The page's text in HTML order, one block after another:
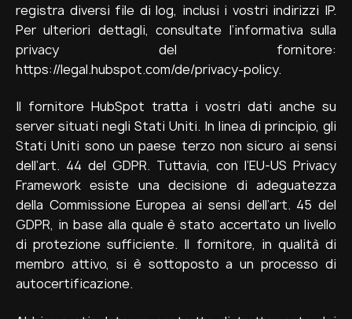
registra diversi file di log, inclusi i vostri indirizzi IP.
Per ulteriori dettagli, consultate l’informativa sulla
privacy del fornitore:
https://legal.hubspot.com/de/privacy-policy.
Il fornitore HubSpot tratta i vostri dati anche su
server situati negli Stati Uniti. In linea di principio, gli
Stati Uniti sono un paese terzo non sicuro ai sensi
dell’art. 44 del GDPR. Tuttavia, con l’EU-US Privacy
Framework esiste una decisione di adeguatezza
della Commissione Europea ai sensi dell’art. 45 del
GDPR, in base alla quale è stato accertato un livello
di protezione sufficiente. Il fornitore, in qualità di
membro attivo, si è sottoposto a un processo di
autocertificazione.